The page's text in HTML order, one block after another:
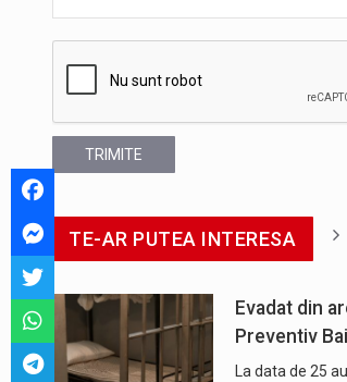
TRIMITE
TE-AR PUTEA INTERESA
Evadat din
Preventiv
La data de 25